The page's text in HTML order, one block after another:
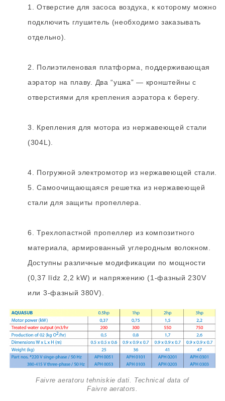
1. Отверстие для засоса воздуха, к которому можно
подключить глушитель (необходимо заказывать
отдельно).
2. Полиэтиленовая платформа, поддерживающая
аэратор на плаву. Два “ушка” — кронштейны с
отверстиями для крепления аэратора к берегу.
3. Крепления для мотора из нержавеющей стали
(304L).
4. Погружной электромотор из нержавеющей стали.
5. Самоочищающаяся решетка из нержавеющей
стали для защиты пропеллера.
6. Трехлопастной пропеллер из композитного
материала, армированный углеродным волокном.
Доступны различные модификации по мощности
(0,37 līdz 2,2 kW) и напряжению (1-фазный 230V
или 3-фазный 380V).
Faivre aeratoru tehniskie dati. Technical data of
Faivre aerators.